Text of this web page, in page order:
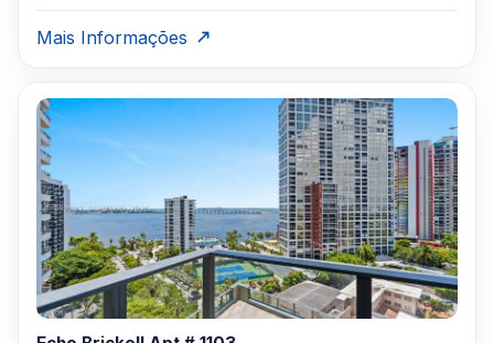
Mais Informações